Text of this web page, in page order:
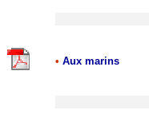
• Aux marins